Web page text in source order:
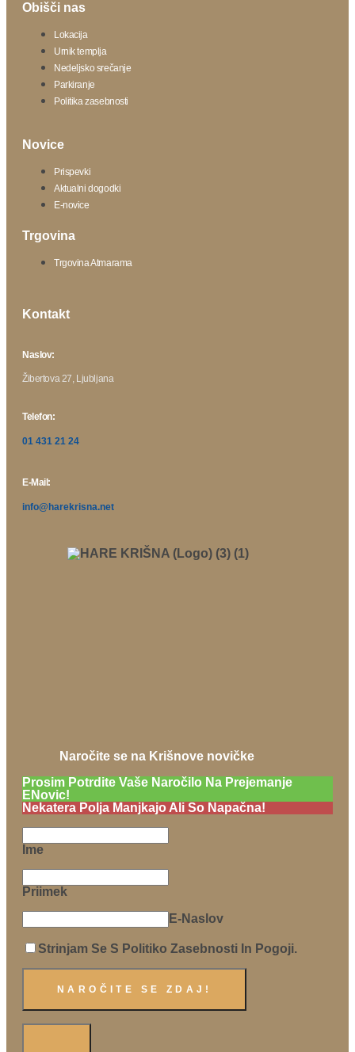
Obišči nas
Lokacija
Urnik templja
Nedeljsko srečanje
Parkiranje
Politika zasebnosti
Novice
Prispevki
Aktualni dogodki
E-novice
Trgovina
Trgovina Atmarama
Kontakt
Naslov:
Žibertova 27, Ljubljana
Telefon:
01 431 21 24
E-Mail:
info@harekrisna.net
Naročite se na Krišnove novičke
Prosim Potrdite Vaše Naročilo Na Prejemanje
ENovic!
Nekatera Polja Manjkajo Ali So Napačna!
Ime
Priimek
E-Naslov
Strinjam Se S Politiko Zasebnosti In Pogoji.